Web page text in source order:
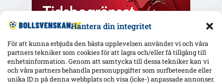
Hantera din integritet
För att kunna erbjuda den bästa upplevelsen använder vi och våra
partners tekniker som cookies för att lagra och/eller få tillgång till
enhetsinformation. Genom att samtycka till dessa tekniker kan vi
och våra partners behandla personuppgifter som surfbeteende eller
unika ID:n på denna webbplats och visa (icke-) anpassade annonser.
Senaste